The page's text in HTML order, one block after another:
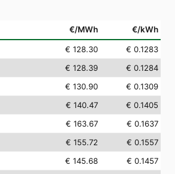
€/MWh €/kWh
€ 128.30
€ 0.1283
€ 128.39
€ 0.1284
€ 130.90
€ 0.1309
€ 140.47
€ 0.1405
€ 163.67
€ 0.1637
€ 155.72
€ 0.1557
€ 145.68
€ 0.1457